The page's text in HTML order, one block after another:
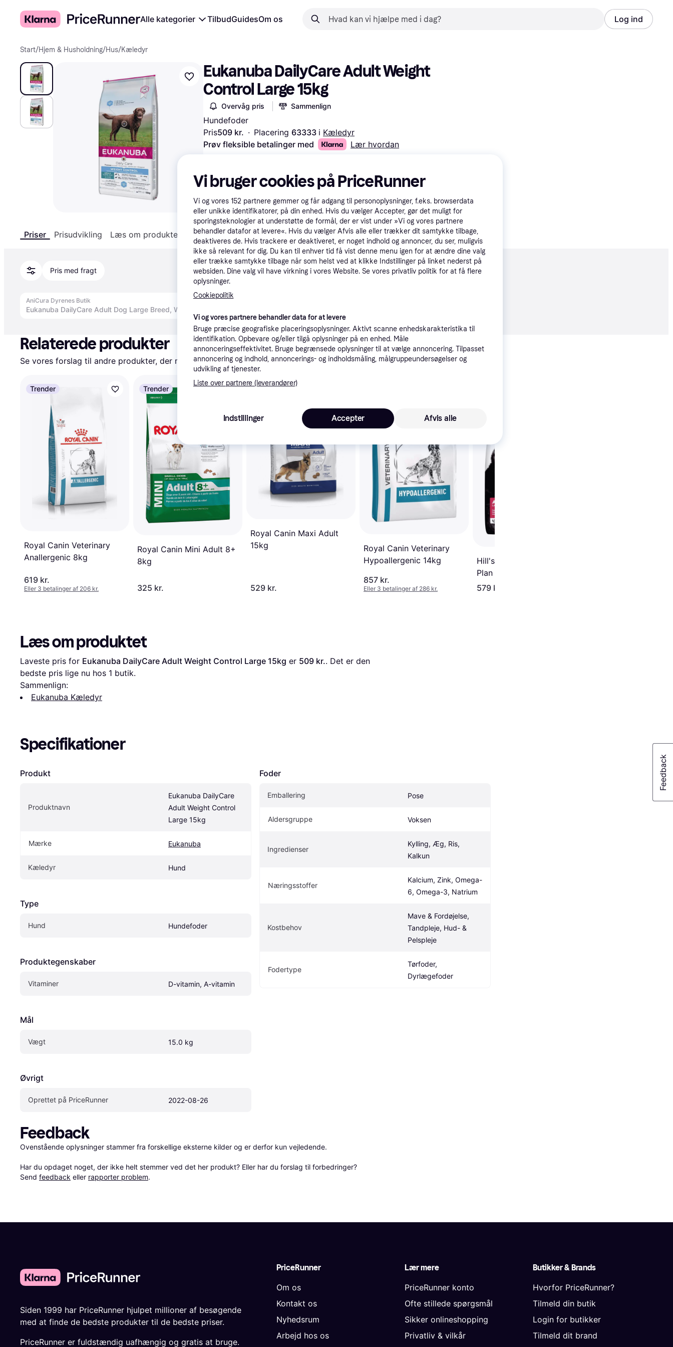
Alle kategorier TilbudGuidesOm os Log ind
Start/Hjem & Husholdning/Hus/Kæledyr
Eukanuba DailyCare Adult Weight
Control Large 15kg
Overvåg pris Sammenlign
Hundefoder
Pris509 kr. · Placering 63333 i Kæledyr
Prøv fleksible betalinger med
Lær hvordan
Priser Prisudvikling Læs om produktet Specifikationer
Pris med fragt Promoveret
AniCura Dyrenes Butik
Eukanuba DailyCare Adult Dog Large Breed, Weight Control, 15 kg.
Relaterede produkter
Vis alle
Se vores forslag til andre produkter, der matcher dine interesser.
Trender
Royal Canin Veterinary
Anallergenic 8kg
619 kr.
Eller 3 betalinger af 206 kr.
Trender
Royal Canin Mini Adult 8+
8kg
325 kr.
Trender
Royal Canin Maxi Adult
15kg
529 kr.
Royal Canin Veterinary
Hypoallergenic 14kg
857 kr.
Eller 3 betalinger af 286 kr.
Hill's Sparepakke Science
Plan tørfoder 1-5 Large
579 kr.
Læs om produktet
Laveste pris for Eukanuba DailyCare Adult Weight Control Large 15kg er 509 kr.. Det er den
bedste pris lige nu hos 1 butik.
Sammenlign:
Eukanuba Kæledyr
Specifikationer
Produkt
Produktnavn
Eukanuba DailyCare
Adult Weight Control
Large 15kg
Mærke Eukanuba
Kæledyr Hund
Type
Hund Hundefoder
Produktegenskaber
Vitaminer D-vitamin, A-vitamin
Mål
Vægt 15.0 kg
Øvrigt
Oprettet på PriceRunner 2022-08-26
Foder
Emballering Pose
Aldersgruppe Voksen
Ingredienser
Kylling, Æg, Ris,
Kalkun
Næringsstoffer
Kalcium, Zink, Omega-
6, Omega-3, Natrium
Kostbehov
Mave & Fordøjelse,
Tandpleje, Hud- &
Pelspleje
Fodertype
Tørfoder,
Dyrlægefoder
Feedback
Ovenstående oplysninger stammer fra forskellige eksterne kilder og er derfor kun vejledende.
Har du opdaget noget, der ikke helt stemmer ved det her produkt? Eller har du forslag til forbedringer?
Send feedback eller rapporter problem.
PriceRunner
Om os
Kontakt os
Nyhedsrum
Arbejd hos os
Lær mere
PriceRunner konto
Ofte stillede spørgsmål
Sikker onlineshopping
Privatliv & vilkår
Butikker & Brands
Hvorfor PriceRunner?
Tilmeld din butik
Login for butikker
Tilmeld dit brand
Siden 1999 har PriceRunner hjulpet millioner af besøgende
med at finde de bedste produkter til de bedste priser.
PriceRunner er fuldstændig uafhængig og gratis at bruge.
Vi bruger cookies på PriceRunner
Vi og vores 152 partnere gemmer og får adgang til personoplysninger, f.eks. browserdata
eller unikke identifikatorer, på din enhed. Hvis du vælger Accepter, gør det muligt for
sporingsteknologier at understøtte de formål, der er vist under »Vi og vores partnere
behandler datafor at levere«. Hvis du vælger Afvis alle eller trækker dit samtykke tilbage,
deaktiveres de. Hvis trackere er deaktiveret, er noget indhold og annoncer, du ser, muligvis
ikke så relevant for dig. Du kan til enhver tid få vist denne menu igen for at ændre dine valg
eller trække samtykke tilbage når som helst ved at klikke Indstillinger på linket nederst på
websiden. Dine valg vil have virkning i vores Website. Se vores privatliv politik for at få flere
oplysninger.
Cookiepolitik
Vi og vores partnere behandler data for at levere
Bruge præcise geografiske placeringsoplysninger. Aktivt scanne enhedskarakteristika til
identifikation. Opbevare og/eller tilgå oplysninger på en enhed. Måle
annonceringseffektivitet. Bruge begrænsede oplysninger til at vælge annoncering. Tilpasset
annoncering og indhold, annoncerings- og indholdsmåling, målgruppeundersøgelser og
udvikling af tjenester.
Liste over partnere (leverandører)
Indstillinger Afvis alle
Accepter